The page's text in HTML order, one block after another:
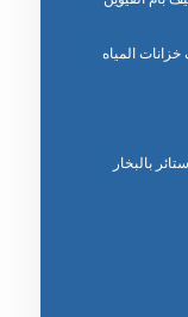
المياه
بالبخار